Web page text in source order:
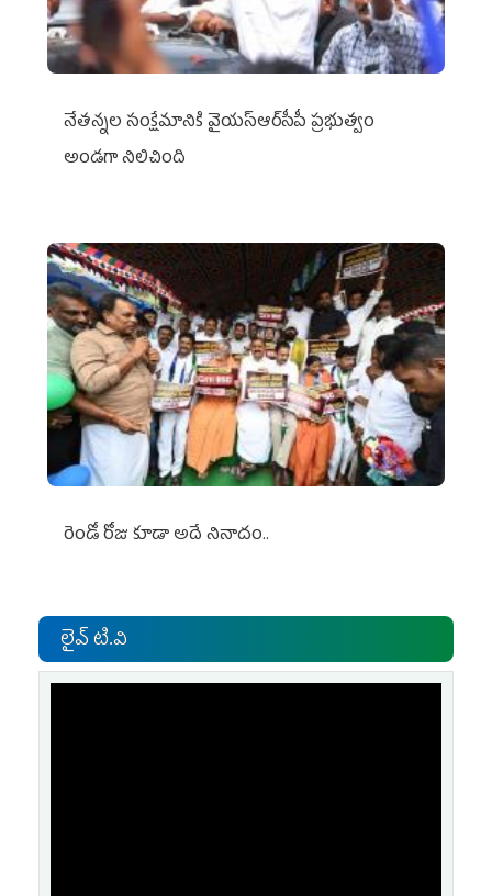
నేతన్నల సంక్షేమానికి వైయ‌స్ఆర్‌సీపీ ప్రభుత్వం
అండగా నిలిచింది
రెండో రోజు కూడా అదే నినాదం..
లైవ్ టి.వి